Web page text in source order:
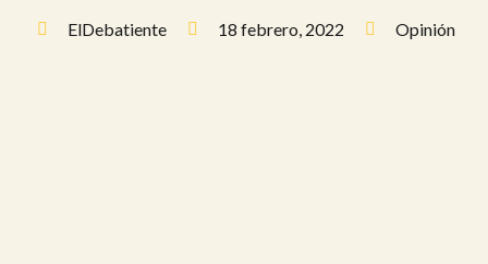
ElDebatiente 18 febrero, 2022 Opinión